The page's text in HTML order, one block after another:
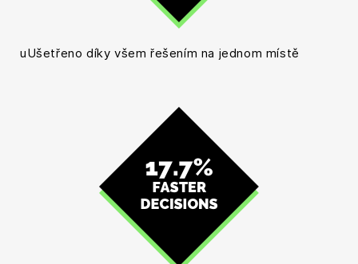
uUšetřeno díky všem řešením na jednom místě